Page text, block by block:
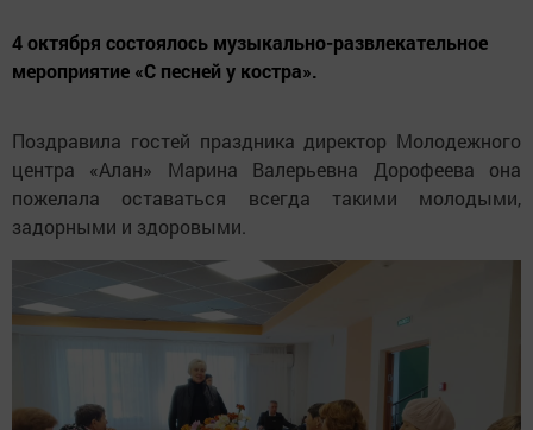
4 октября состоялось музыкально-развлекательное
мероприятие «С песней у костра».
Поздравила гостей праздника директор Молодежного
центра «Алан» Марина Валерьевна Дорофеева она
пожелала оставаться всегда такими молодыми,
задорными и здоровыми.